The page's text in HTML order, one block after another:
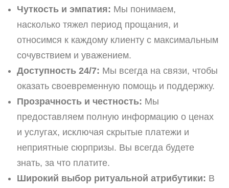
Чуткость и эмпатия: Мы понимаем,
насколько тяжел период прощания, и
относимся к каждому клиенту с максимальным
сочувствием и уважением.
Доступность 24/7: Мы всегда на связи, чтобы
оказать своевременную помощь и поддержку.
Прозрачность и честность: Мы
предоставляем полную информацию о ценах
и услугах, исключая скрытые платежи и
неприятные сюрпризы. Вы всегда будете
знать, за что платите.
Широкий выбор ритуальной атрибутики: В